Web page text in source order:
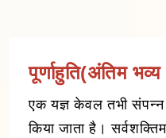
पूर्णाहुति(अंतिम भव्य
एक यज्ञ केवल तभी संपन्न
किया जाता है।